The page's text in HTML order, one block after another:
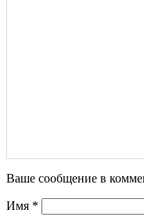
Ваше сообщение в
Имя *